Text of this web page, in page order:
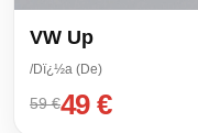
VW Up
/Dï¿½a (De)
59 €49 €